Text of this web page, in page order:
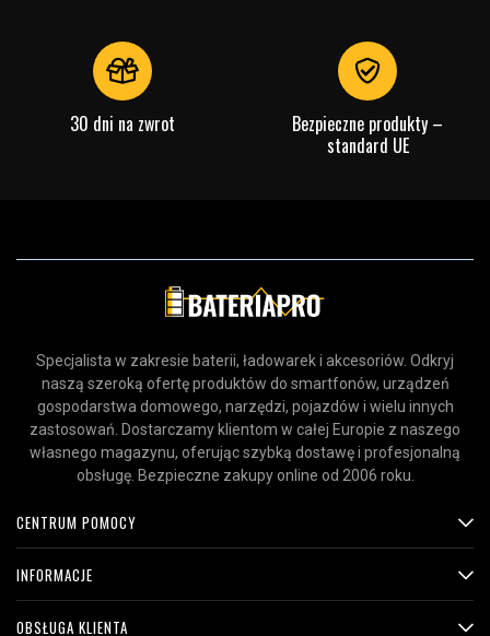
Zalety dysku flash USB-C Sandisk Extreme Fit –
Dyskretna i ultrakompaktowa konstrukcja umożliwiająca
wygodne przechowywanie w pozycji „podłącz i zostaw”
Szybki transfer plików z prędkością odczytu do 400 MB/s
Bezpieczne przechowywanie plików i tworzenie kopii
zapasowych dzięki aplikacji Sandisk Memory Zone
Pamięć/Magazynowanie
Marka: SanDisk
Pojemność:
Sprawdź, co oznaczają poszczególne parametry
30 dni na zwrot
Bezpieczne produkty –
standard UE
Specjalista w zakresie baterii, ładowarek i akcesoriów. Odkryj
naszą szeroką ofertę produktów do smartfonów, urządzeń
gospodarstwa domowego, narzędzi, pojazdów i wielu innych
zastosowań. Dostarczamy klientom w całej Europie z naszego
własnego magazynu, oferując szybką dostawę i profesjonalną
obsługę. Bezpieczne zakupy online od 2006 roku.
CENTRUM POMOCY
INFORMACJE
OBSŁUGA KLIENTA